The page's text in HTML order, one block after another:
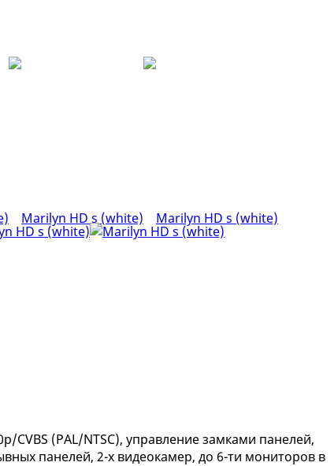
(PAL/NTSC), управление замками панелей,
панелей, 2-х видеокамер, до 6-ти мониторов в